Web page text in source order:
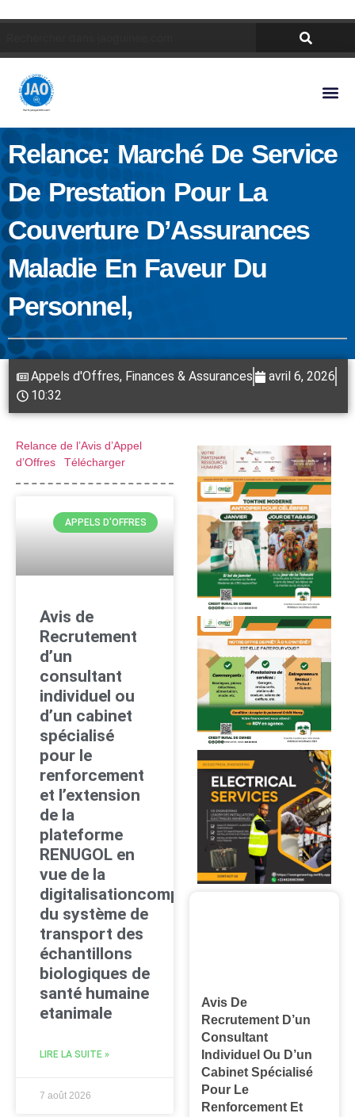
Relance: Marché De Service
De Prestation Pour La
Couverture D’Assurances
Maladie En Faveur Du
Personnel,
Appels d'Offres, Finances & Assurances
avril 6, 2026
10:32
Relance de l’Avis d’Appel
d’Offres
Télécharger
APPELS D'OFFRES
Avis de
Recrutement
d’un
consultant
individuel ou
d’un cabinet
spécialisé
pour le
renforcement
et l’extension
de la
plateforme
RENUGOL en
vue de la
digitalisationcomplète
du système de
transport des
échantillons
biologiques de
santé humaine
etanimale
LIRE LA SUITE »
7 août 2026
Avis De
Recrutement D’un
Consultant
Individuel Ou D’un
Cabinet Spécialisé
Pour Le
Renforcement Et